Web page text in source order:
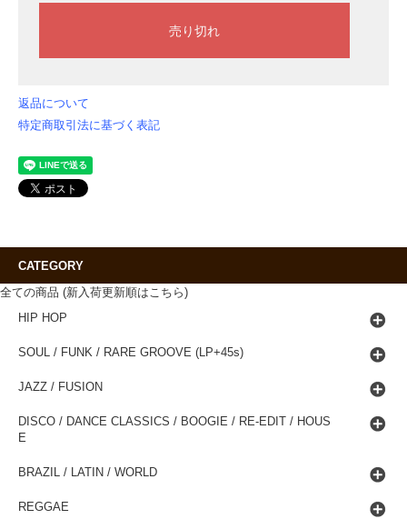
返品について
特定商取引法に基づく表記
CATEGORY
全ての商品 (新入荷更新順はこちら)
HIP HOP
SOUL / FUNK / RARE GROOVE (LP+45s)
JAZZ / FUSION
DISCO / DANCE CLASSICS / BOOGIE / RE-EDIT / HOUS
E
BRAZIL / LATIN / WORLD
REGGAE